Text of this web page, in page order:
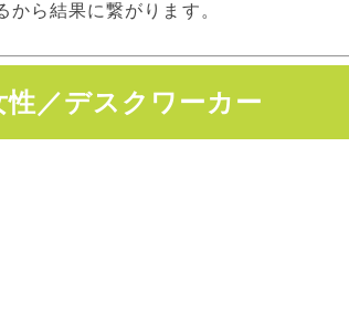
ら結果に繋がります。
性／デスクワーカー